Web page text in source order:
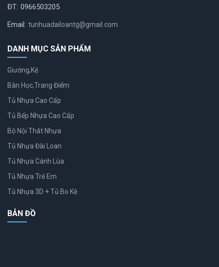
ĐT: 0966503205
Email: tunhuadailoantg@gmail.com
DANH MỤC SẢN PHẨM
Giường,Kệ
Bàn Học,Trang Điểm
Tủ Nhựa Cao Cấp
Tủ Bếp Nhựa Cao Cấp
Bộ Nội Thất Nhựa
Tủ Nhựa Đài Loan
Tủ Nhựa Cánh Lùa
Tủ Nhựa Trẻ Em
Tủ Nhựa 3D + Tủ Bo Kệ
BẢN ĐỒ